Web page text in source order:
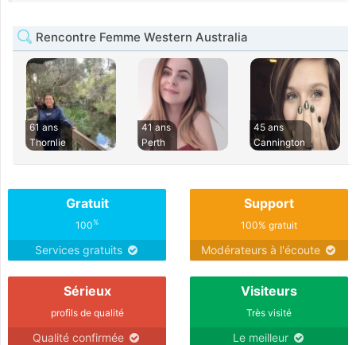
Rencontre Femme Western Australia
61 ans
Thornlie
41 ans
Perth
45 ans
Cannington
Gratuit
100%
Services gratuits
Support
100% gratuit
Modérateurs à l'écoute
Sérieux
profils de qualité
Qualité confirmée
Visiteurs
Très visité
Le meilleur